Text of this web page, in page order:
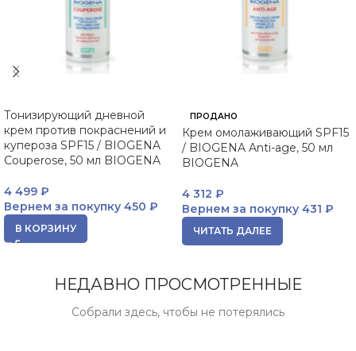
Тонизирующий дневной
крем против покраснений и
купероза SPF15 / BIOGENA
Couperose, 50 мл BIOGENA
4 499 ₽
Вернем за покупку 450 ₽
В КОРЗИНУ
ПРОДАНО
Крем омолаживающий SPF15
/ BIOGENA Anti-age, 50 мл
BIOGENA
4 312 ₽
Вернем за покупку 431 ₽
ЧИТАТЬ ДАЛЕЕ
НЕДАВНО ПРОСМОТРЕННЫЕ
Собрали здесь, чтобы не потерялись